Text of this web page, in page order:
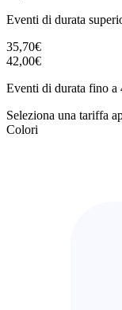
Eventi di durata
35,70€
42,00€
Eventi di durata fino a
Seleziona una tariffa
Colori